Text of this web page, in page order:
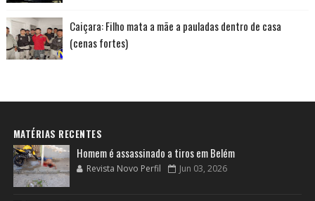
Caiçara: Filho mata a mãe a pauladas dentro de casa
(cenas fortes)
MATÉRIAS RECENTES
Homem é assassinado a tiros em Belém
Revista Novo Perfil Jun 03, 2026